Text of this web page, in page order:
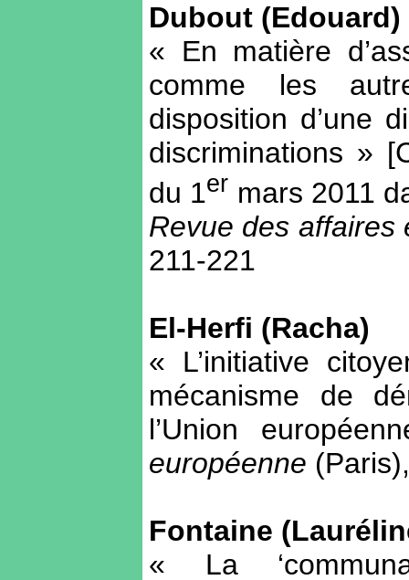
Dubout (Edouard)
« En matière
comme les
disposition d’une
discriminations »
du 1er mars 2011
Revue des affaires
211-221
El-Herfi (Racha)
« L’initiative
mécanisme de
l’Union
européenne
Fontaine
« La